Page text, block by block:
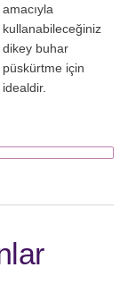
amacıyla
kullanabileceğiniz
dikey buhar
püskürtme için
idealdir.